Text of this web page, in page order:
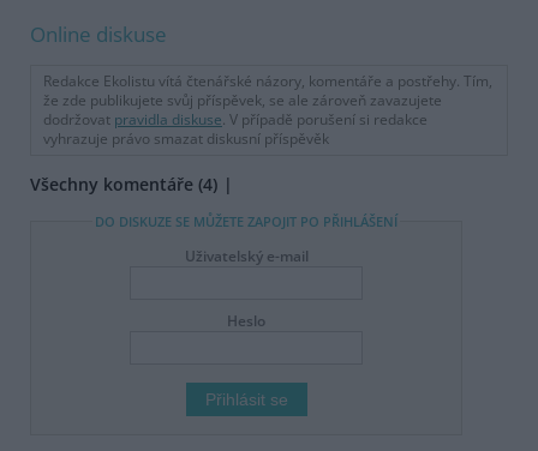
Online diskuse
Redakce Ekolistu vítá čtenářské názory, komentáře a postřehy. Tím,
že zde publikujete svůj příspěvek, se ale zároveň zavazujete
dodržovat pravidla diskuse. V případě porušení si redakce
vyhrazuje právo smazat diskusní příspěvěk
Všechny komentáře (4)
DO DISKUZE SE MŮŽETE ZAPOJIT PO PŘIHLÁŠENÍ
Uživatelský e-mail
Heslo